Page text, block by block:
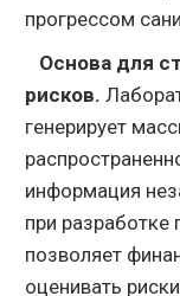
прогрессом
Основа для
рисков.
генерирует
информация
при разработке
позволяет
оценивать